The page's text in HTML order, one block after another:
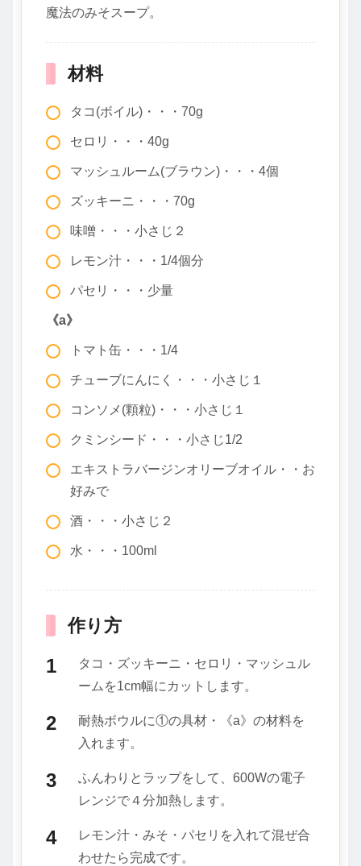
魔法のみそスープ。
材料
タコ(ボイル)・・・70g
セロリ・・・40g
マッシュルーム(ブラウン)・・・4個
ズッキーニ・・・70g
味噌・・・小さじ２
レモン汁・・・1/4個分
パセリ・・・少量
《a》
トマト缶・・・1/4
チューブにんにく・・・小さじ１
コンソメ(顆粒)・・・小さじ１
クミンシード・・・小さじ1/2
エキストラバージンオリーブオイル・・お
好みで
酒・・・小さじ２
水・・・100ml
作り方
タコ・ズッキーニ・セロリ・マッシュル
ームを1cm幅にカットします。
耐熱ボウルに①の具材・《a》の材料を
入れます。
ふんわりとラップをして、600Wの電子
レンジで４分加熱します。
レモン汁・みそ・パセリを入れて混ぜ合
わせたら完成です。